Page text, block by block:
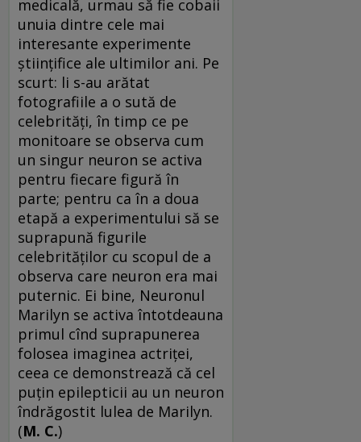
medicală, urmau să fie cobaii
unuia dintre cele mai
interesante experimente
ştiinţifice ale ultimilor ani. Pe
scurt: li s-au arătat
fotografiile a o sută de
celebrităţi, în timp ce pe
monitoare se observa cum
un singur neuron se activa
pentru fiecare figură în
parte; pentru ca în a doua
etapă a experimentului să se
suprapună figurile
celebrităţilor cu scopul de a
observa care neuron era mai
puternic. Ei bine, Neuronul
Marilyn se activa întotdeauna
primul cînd suprapunerea
folosea imaginea actriţei,
ceea ce demonstrează că cel
puţin epilepticii au un neuron
îndrăgostit lulea de Marilyn.
(M. C.)